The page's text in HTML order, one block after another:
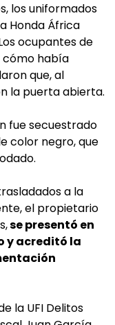
los uniformados
Honda África
ocupantes de
cómo había
que, al
la puerta abierta.
fue secuestrado
color negro, que
a la
el propietario
se presentó en
y acreditó la
la UFI Delitos